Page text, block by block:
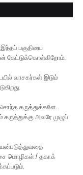
பகுதியை
கேட்டுக்கொள்கிறோம்.
வாசகர்கள் இடும்
கருத்துக்களே.
கருத்துக்கு அவரே முழுப்
மொழிகள் / தகாக்